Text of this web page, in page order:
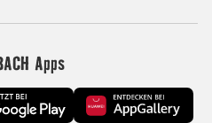
Apps